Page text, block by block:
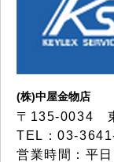
(株)中屋金物店
〒135-0034
TEL：03-
営業時間：平